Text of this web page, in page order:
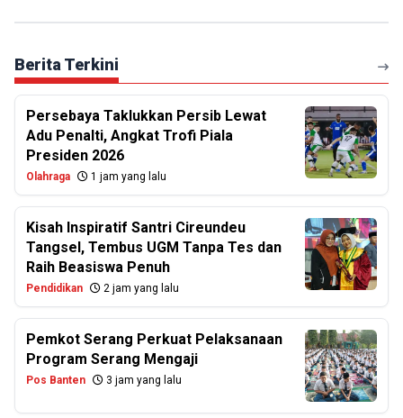
Berita Terkini
Persebaya Taklukkan Persib Lewat
Adu Penalti, Angkat Trofi Piala
Presiden 2026
Olahraga 1 jam yang lalu
Kisah Inspiratif Santri Cireundeu
Tangsel, Tembus UGM Tanpa Tes dan
Raih Beasiswa Penuh
Pendidikan 2 jam yang lalu
Pemkot Serang Perkuat Pelaksanaan
Program Serang Mengaji
Pos Banten 3 jam yang lalu